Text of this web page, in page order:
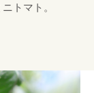
トマト。